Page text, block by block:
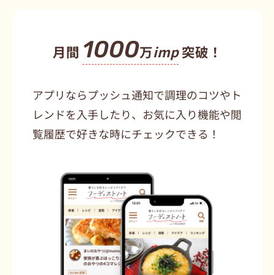
月間 1000万imp突破！
アプリならプッシュ通知で調理のコツやト
レンドを入手したり、お気に入り機能や閲
覧履歴で好きな時にチェックできる！